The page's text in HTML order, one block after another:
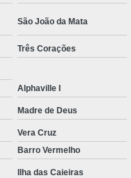
São João da Mata
Três Corações
Alphaville I
Madre de Deus
Vera Cruz
Barro Vermelho
Ilha das Caieiras